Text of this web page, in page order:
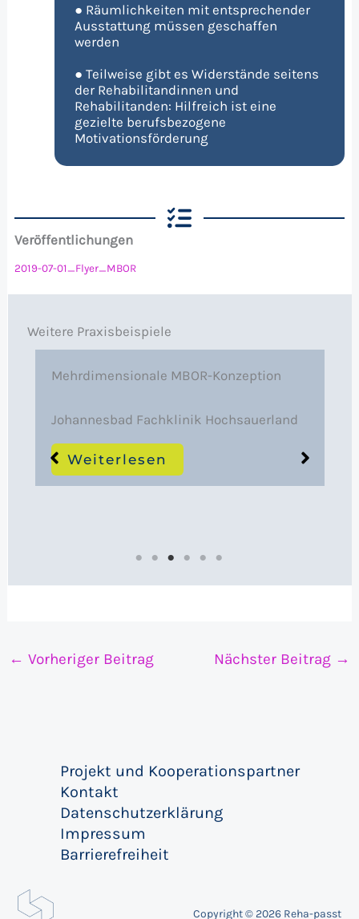
● Räumlichkeiten mit entsprechender
Ausstattung müssen geschaffen
werden
● Teilweise gibt es Widerstände seitens
der Rehabilitandinnen und
Rehabilitanden: Hilfreich ist eine
gezielte berufsbezogene
Motivationsförderung
Veröffentlichungen
2019-07-01_Flyer_MBOR
Weitere Praxisbeispiele
Mehrdimensionale MBOR-Konzeption
Johannesbad Fachklinik Hochsauerland
Weiterlesen
← Vorheriger Beitrag Nächster Beitrag →
Projekt und Kooperationspartner
Kontakt
Datenschutzerklärung
Impressum
Barrierefreiheit
Copyright © 2026 Reha-passt